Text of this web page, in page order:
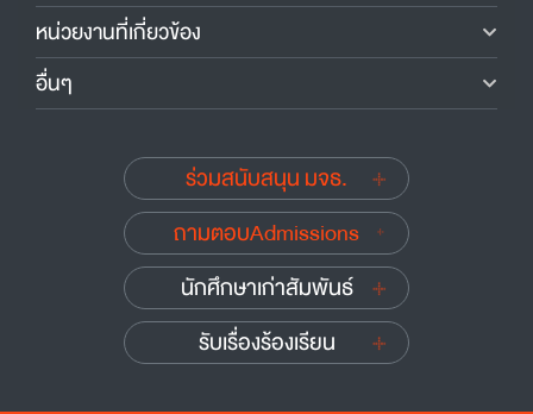
หน่วยงานที่เกี่ยวข้อง
อื่นๆ
ร่วมสนับสนุน มจธ.
ถามตอบAdmissions
นักศึกษาเก่าสัมพันธ์
รับเรื่องร้องเรียน